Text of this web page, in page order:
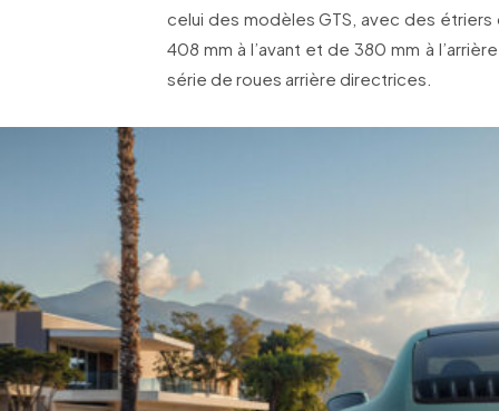
celui des modèles GTS, avec des
408 mm à l’avant et de 380 mm à
série de roues arrière directrices.